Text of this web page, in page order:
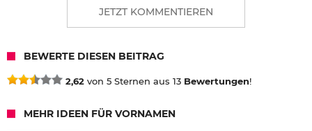
JETZT KOMMENTIEREN
BEWERTE DIESEN BEITRAG
2,62 von 5 Sternen aus 13 Bewertungen!
MEHR IDEEN FÜR VORNAMEN